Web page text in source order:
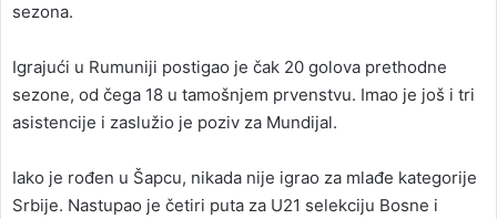
sezona.
Igrajući u Rumuniji postigao je čak 20 golova prethodne
sezone, od čega 18 u tamošnjem prvenstvu. Imao je još i tri
asistencije i zaslužio je poziv za Mundijal.
Iako je rođen u Šapcu, nikada nije igrao za mlađe kategorije
Srbije. Nastupao je četiri puta za U21 selekciju Bosne i